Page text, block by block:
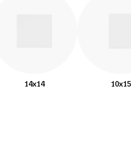
14x14 10x15